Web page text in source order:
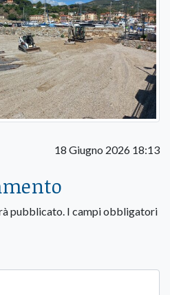
18 Giugno 2026 18:13
pubblicato. I campi obbligatori